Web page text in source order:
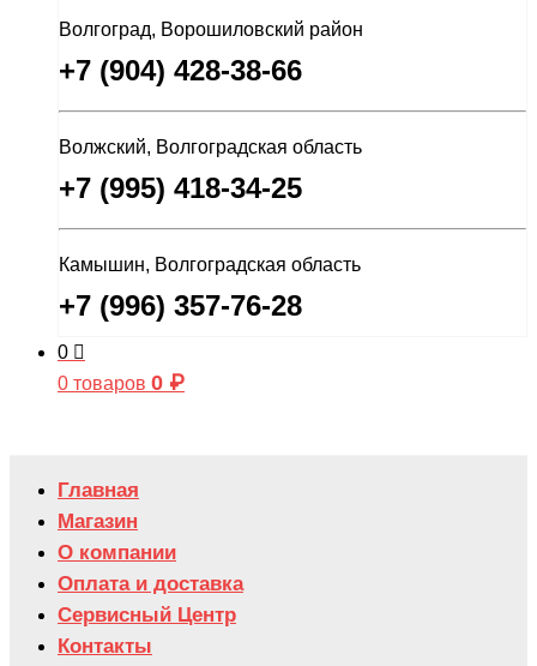
Волгоград, Ворошиловский район
+7 (904) 428-38-66
Волжский, Волгоградская область
+7 (995) 418-34-25
Камышин, Волгоградская область
+7 (996) 357-76-28
0
0 товаров 0 ₽
Главная
Магазин
О компании
Оплата и доставка
Сервисный Центр
Контакты